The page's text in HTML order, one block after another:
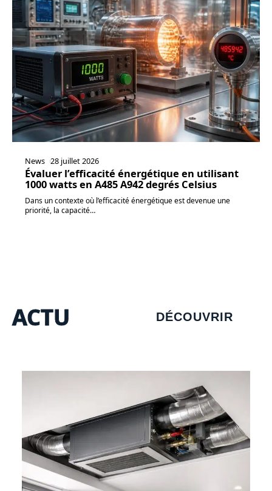
News 28 juillet 2026
Évaluer l’efficacité énergétique en utilisant
1000 watts en A485 A942 degrés Celsius
Dans un contexte où l’efficacité énergétique est devenue une
priorité, la capacité…
ACTU DÉCOUVRIR